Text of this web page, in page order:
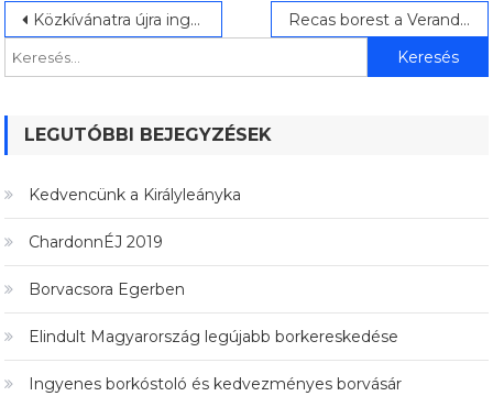
Bejegyzés
navigáció
Közkívánatra újra ingyenes Recas borkóstoló! Recas borest a Verandában
LEGUTÓBBI BEJEGYZÉSEK
Kedvencünk a Királyleányka
ChardonnÉJ 2019
Borvacsora Egerben
Elindult Magyarország legújabb borkereskedése
Ingyenes borkóstoló és kedvezményes borvásár